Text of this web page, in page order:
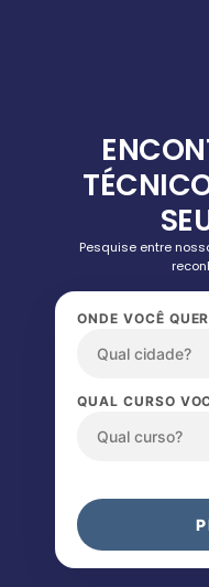
Pesquise entre
ONDE VOCÊ
QUAL CURSO